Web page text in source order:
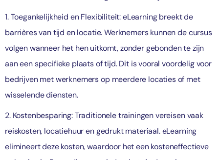
1. Toegankelijkheid en Flexibiliteit: eLearning breekt de
barrières van tijd en locatie. Werknemers kunnen de cursus
volgen wanneer het hen uitkomt, zonder gebonden te zijn
aan een specifieke plaats of tijd. Dit is vooral voordelig voor
bedrijven met werknemers op meerdere locaties of met
wisselende diensten.
2. Kostenbesparing: Traditionele trainingen vereisen vaak
reiskosten, locatiehuur en gedrukt materiaal. eLearning
elimineert deze kosten, waardoor het een kosteneffectieve